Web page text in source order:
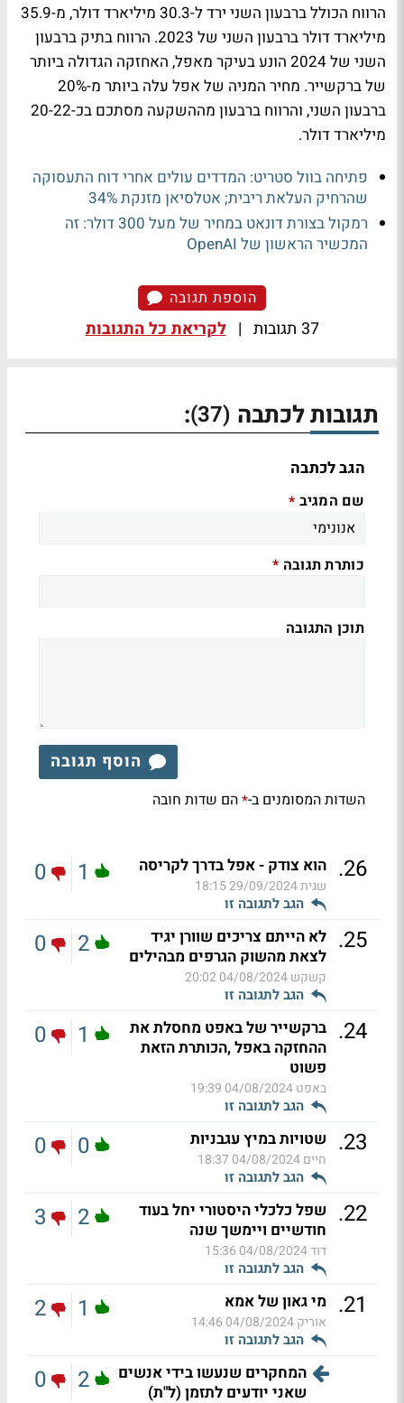
הרווח הכולל ברבעון השני ירד ל-30.3 מיליארד דולר, מ-35.9
מיליארד דולר ברבעון השני של 2023. הרווח בתיק ברבעון
השני של 2024 הונע בעיקר מאפל, האחזקה הגדולה ביותר
של ברקשייר. מחיר המניה של אפל עלה ביותר מ-20%
ברבעון השני, והרווח ברבעון מההשקעה מסתכם בכ-20-22
מיליארד דולר.
פתיחה בוול סטריט: המדדים עולים אחרי דוח התעסוקה
שהרחיק העלאת ריבית; אטלסיאן מזנקת 34%
רמקול בצורת דונאט במחיר של מעל 300 דולר: זה
המכשיר הראשון של OpenAI
הוספת תגובה
37 תגובות | לקריאת כל התגובות
תגובות לכתבה (37)
:
הגב לכתבה
שם המגיב *
כותרת תגובה *
תוכן התגובה
הוסף תגובה
השדות המסומנים ב-*הם שדות חובה
26
. הוא צודק - אפל בדרך לקריסה
שגית29/09/2024 18:15
הגב לתגובה זו
1
0
25
.
לא הייתם צריכים שוורן יגיד
לצאת מהשוק הגרפים מבהילים
קשקש04/08/2024 20:02
הגב לתגובה זו
2
0
24
. ברקשייר של באפט מחסלת את
ההחזקה באפל ,הכותרת הזאת
פשוט
באפט04/08/2024 19:39
הגב לתגובה זו
1
0
23
. שטויות במיץ עגבניות
חיים04/08/2024 18:37
הגב לתגובה זו
0
0
22
. שפל כלכלי היסטורי יחל בעוד
חודשיים ויימשך שנה
דוד04/08/2024 15:36
הגב לתגובה זו
2
3
21
. מי גאון של אמא
אוריק04/08/2024 14:46
הגב לתגובה זו
1
2
המחקרים שנעשו בידי אנשים
שאני יודעים לתזמן (ל"ת)
2
0